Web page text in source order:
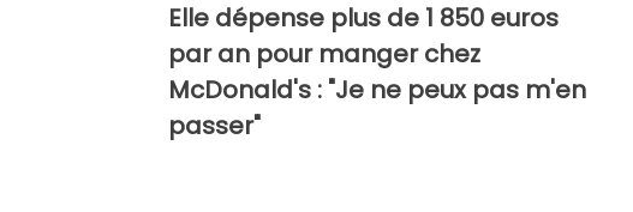
Elle dépense plus de 1 850 euros
par an pour manger chez
McDonald's : "Je ne peux pas m'en
passer"